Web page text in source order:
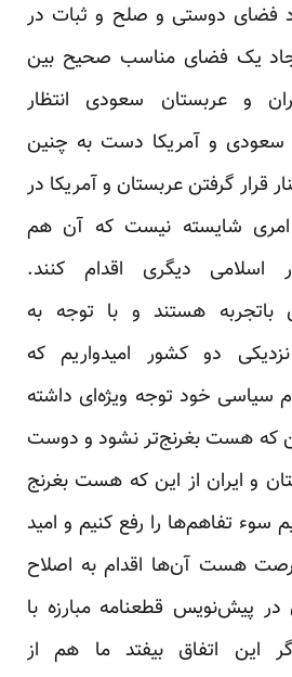
فضای دوستی و صلح و ثبات در
یک فضای مناسب صحیح بین
و عربستان سعودی انتظار
سعودی و آمریکا دست به چنین
قرار گرفتن عربستان و آمریکا در
امری شایسته نیست که آن هم
اسلامی دیگری اقدام کنند.
باتجربه هستند و با توجه به
دو کشور امیدواریم که
سیاسی خود توجه ویژه‌ای داشته
که هست بغرنج‌تر نشود و دوست
و ایران از این که هست بغرنج
سوء تفاهم‌ها را رفع کنیم و امید
هست آن‌ها اقدام به اصلاح
پیش‌نویس قطعنامه مبارزه با
این اتفاق بیفتد ما هم از